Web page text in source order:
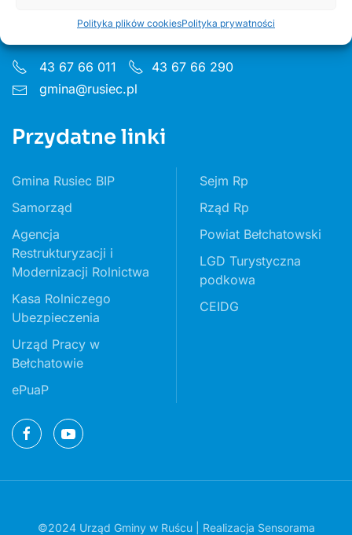
Polityka plików cookiesPolityka prywatności
Godziny pon 8:00 - 16.00 wt– pt 7:30 - 15.30
43 67 66 011
43 67 66 290
gmina@rusiec.pl
Przydatne linki
Gmina Rusiec BIP
Samorząd
Agencja
Restrukturyzacji i
Modernizacji Rolnictwa
Kasa Rolniczego
Ubezpieczenia
Urząd Pracy w
Bełchatowie
ePuaP
Sejm Rp
Rząd Rp
Powiat Bełchatowski
LGD Turystyczna
podkowa
CEIDG
©2024 Urząd Gminy w Ruścu | Realizacja Sensorama